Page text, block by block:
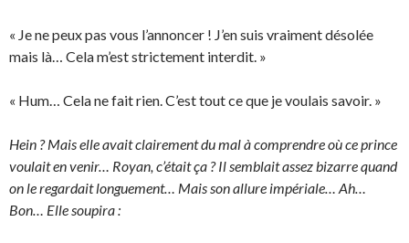
« Je ne peux pas vous l’annoncer ! J’en suis vraiment désolée
mais là… Cela m’est strictement interdit. »
« Hum… Cela ne fait rien. C’est tout ce que je voulais savoir. »
Hein ? Mais elle avait clairement du mal à comprendre où ce prince
voulait en venir… Royan, c’était ça ? Il semblait assez bizarre quand
on le regardait longuement… Mais son allure impériale… Ah…
Bon… Elle soupira :